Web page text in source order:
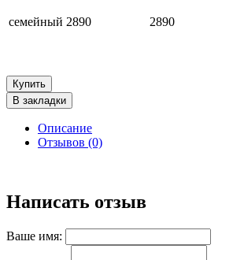
семейный 2890 2890
Купить
В закладки
Описание
Отзывов (0)
Написать отзыв
Ваше имя: